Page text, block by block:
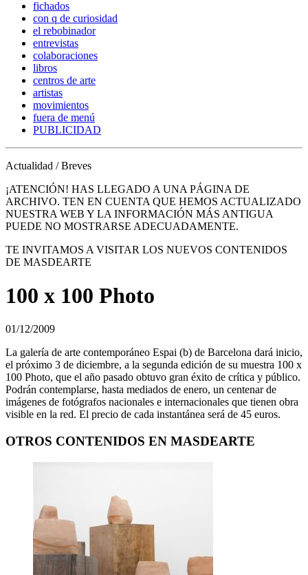
fichados
con q de curiosidad
el rebobinador
entrevistas
colaboraciones
libros
centros de arte
artistas
movimientos
fuera de menú
PUBLICIDAD
Actualidad / Breves
¡ATENCIÓN! HAS LLEGADO A UNA PÁGINA DE
ARCHIVO. TEN EN CUENTA QUE HEMOS ACTUALIZADO
NUESTRA WEB Y LA INFORMACIÓN MÁS ANTIGUA
PUEDE NO MOSTRARSE ADECUADAMENTE.
TE INVITAMOS A VISITAR LOS NUEVOS CONTENIDOS
DE MASDEARTE
100 x 100 Photo
01/12/2009
La galería de arte contemporáneo Espai (b) de Barcelona dará inicio,
el próximo 3 de diciembre, a la segunda edición de su muestra 100 x
100 Photo, que el año pasado obtuvo gran éxito de crítica y público.
Podrán contemplarse, hasta mediados de enero, un centenar de
imágenes de fotógrafos nacionales e internacionales que tienen obra
visible en la red. El precio de cada instantánea será de 45 euros.
OTROS CONTENIDOS EN MASDEARTE